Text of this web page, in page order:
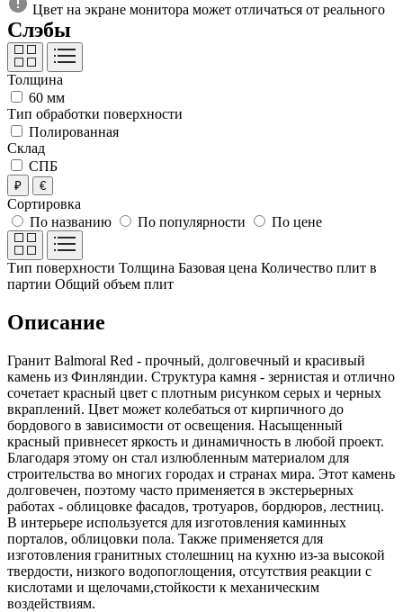
Цвет на экране монитора может отличаться от реального
Слэбы
Толщина
60 мм
Тип обработки поверхности
Полированная
Склад
СПБ
₽ €
Сортировка
По названию
По популярности По цене
Тип поверхности Толщина Базовая цена Количество плит в
партии Общий объем плит
Описание
Гранит Balmoral Red - прочный, долговечный и красивый
камень из Финляндии. Структура камня - зернистая и отлично
сочетает красный цвет с плотным рисунком серых и черных
вкраплений. Цвет может колебаться от кирпичного до
бордового в зависимости от освещения. Насыщенный
красный привнесет яркость и динамичность в любой проект.
Благодаря этому он стал излюбленным материалом для
строительства во многих городах и странах мира. Этот камень
долговечен, поэтому часто применяется в экстерьерных
работах - облицовке фасадов, тротуаров, бордюров, лестниц.
В интерьере используется для изготовления каминных
порталов, облицовки пола. Также применяется для
изготовления гранитных столешниц на кухню из-за высокой
твердости, низкого водопоглощения, отсутствия реакции с
кислотами и щелочами,стойкости к механическим
воздействиям.